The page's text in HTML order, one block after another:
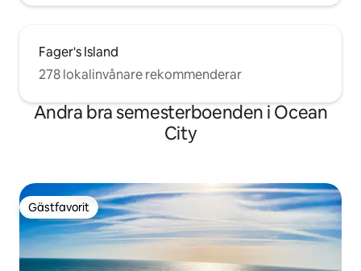
Fager's Island
278 lokalinvånare rekommenderar
Andra bra semesterboenden i Ocean
City
Gästfavorit
Gästfavorit